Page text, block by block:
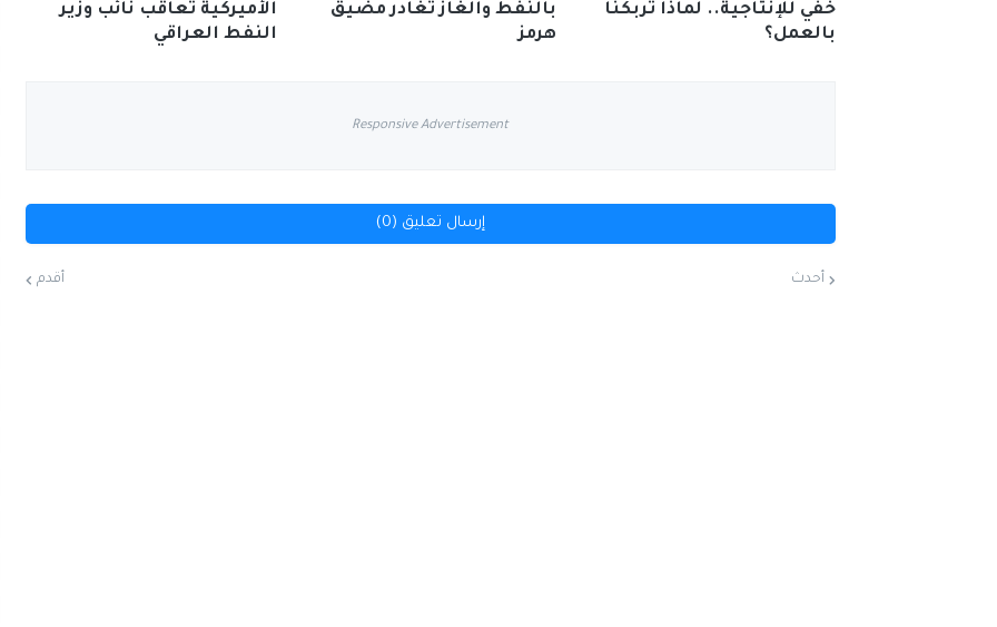
خفي للإنتاجية.. لماذا تربكنا
بالعمل؟
بالنفط والغاز تغادر مضيق
هرمز
الأميركية تُعاقب نائب وزير
النفط العراقي
Responsive Advertisement
إرسال تعليق (0)
أحدث أقدم